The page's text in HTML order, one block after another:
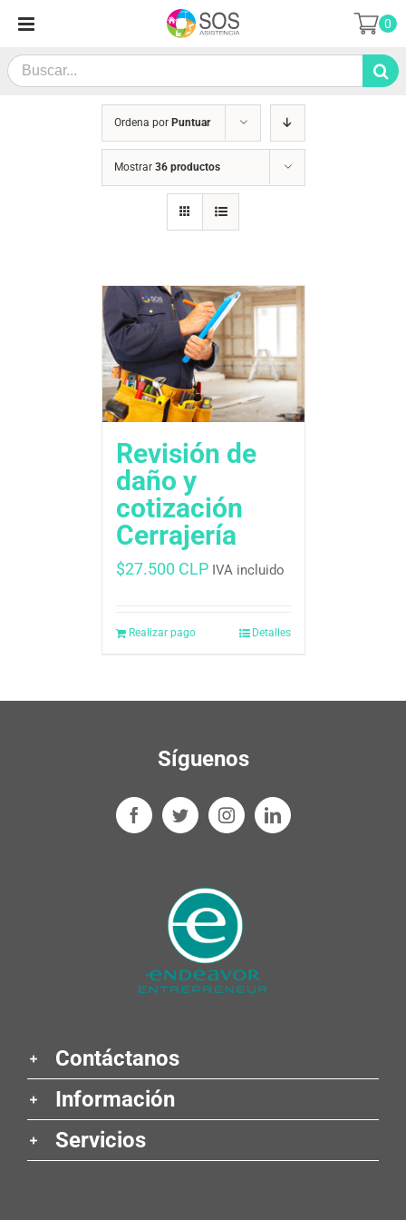
contenido
Search
for:
0
Ordena por Puntuar
Mostrar 36 productos
Revisión de
daño y
cotización
Cerrajería
$27.500 CLP IVA incluido
Realizar pago Detalles
Síguenos
Contáctanos
Información
Servicios